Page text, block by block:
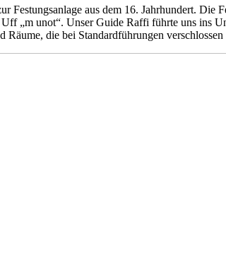
Festungsanlage aus dem 16. Jahrhundert.
„m unot“. Unser Guide Raffi führte uns ins
Räume, die bei Standardführungen verschlossen